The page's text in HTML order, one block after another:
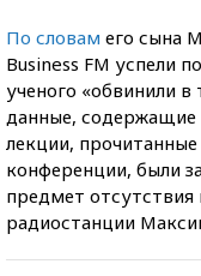
По словам его сына
Business FM успели
ученого «обвинили
данные, содержащие
лекции,
конференции, были
предмет отсутствия
радиостанции